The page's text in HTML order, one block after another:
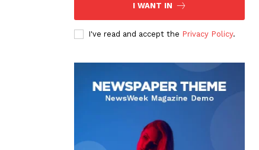
I WANT IN
I've read and accept the Privacy Policy.